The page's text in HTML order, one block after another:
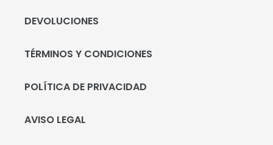
DEVOLUCIONES
TÉRMINOS Y CONDICIONES
POLÍTICA DE PRIVACIDAD
AVISO LEGAL